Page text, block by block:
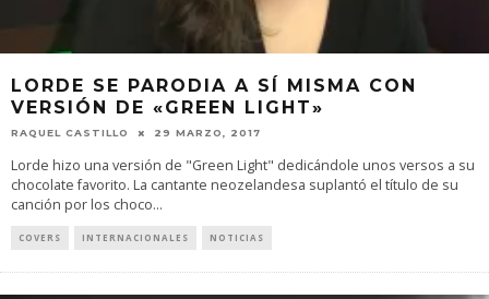
LORDE SE PARODIA A SÍ MISMA CON
VERSIÓN DE «GREEN LIGHT»
RAQUEL CASTILLO 29 MARZO, 2017
Lorde hizo una versión de "Green Light" dedicándole unos versos a su
chocolate favorito. La cantante neozelandesa suplantó el título de su
canción por los choco...
COVERS INTERNACIONALES NOTICIAS